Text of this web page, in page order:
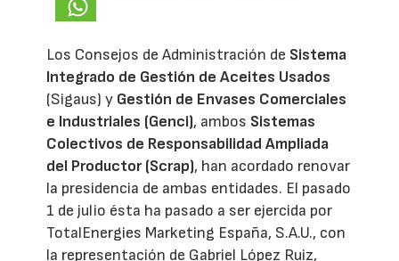
Los Consejos de Administración de Sistema
Integrado de Gestión de Aceites Usados
(Sigaus) y Gestión de Envases Comerciales
e Industriales (Genci), ambos Sistemas
Colectivos de Responsabilidad Ampliada
del Productor (Scrap), han acordado renovar
la presidencia de ambas entidades. El pasado
1 de julio ésta ha pasado a ser ejercida por
TotalEnergies Marketing España, S.A.U., con
la representación de Gabriel López Ruiz,